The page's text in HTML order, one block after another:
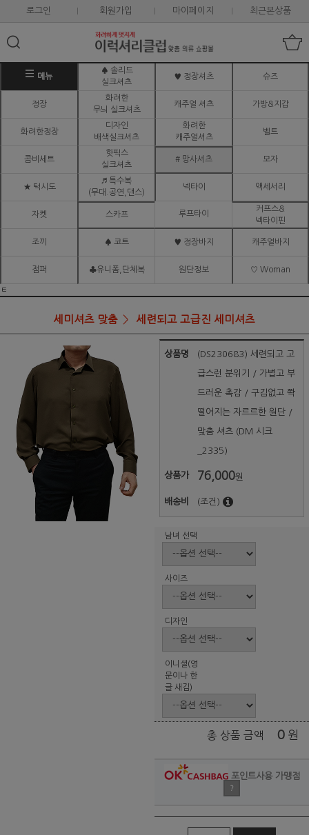
로그인 회원가입 마이페이지 최근본상품
메뉴
♠ 솔리드
실크셔츠
♥ 정장셔츠 슈즈
정장
화려한
무늬 실크셔츠
캐주얼 셔츠 가방&지갑
화려한정장
디자인
배색실크셔츠
화려한
캐주얼셔츠
벨트
콤비세트
핫픽스
실크셔츠
# 망사셔츠 모자
★ 턱시도
♬ 특수복
(무대.공연,댄스)
넥타이 액세서리
자켓 스카프 루프타이
커프스&
넥타이핀
조끼 ♠ 코트 ♥ 정장바지 캐주얼바지
점퍼 ♣유니폼,단체복 원단정보 ♡ Woman
ㅌ
세미셔츠 맞춤 세련되고 고급진 세미셔츠
상품명 (DS230683) 세련되고 고
급스런 분위기 / 가볍고 부
드러운 촉감 / 구김없고 쫙
떨어지는 자르르한 원단 /
맞춤 셔츠 (DM 시크
_2335)
상품가 76,000원
배송비 (조건)
남녀 선택
사이즈
디자인
이니셜(영
문이나 한
글 새김)
총 상품 금액 0 원
포인트사용 가맹점
?